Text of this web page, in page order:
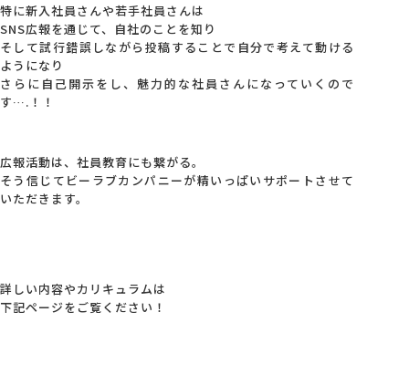
特に新入社員さんや若手社員さんは
SNS広報を通じて、自社のことを知り
そして試行錯誤しながら投稿することで自分で考えて動ける
ようになり
さらに自己開示をし、魅力的な社員さんになっていくので
す….！！
広報活動は、社員教育にも繋がる。
そう信じてビーラブカンパニーが精いっぱいサポートさせて
いただきます。
詳しい内容やカリキュラムは
下記ページをご覧ください！